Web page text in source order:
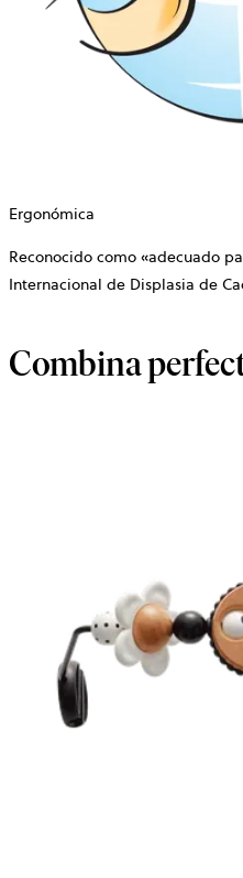
Ergonómica
Reconocido como «adecuado
Internacional de Displasia de
Combina